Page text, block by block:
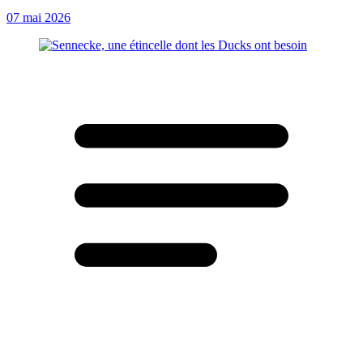
07 mai 2026